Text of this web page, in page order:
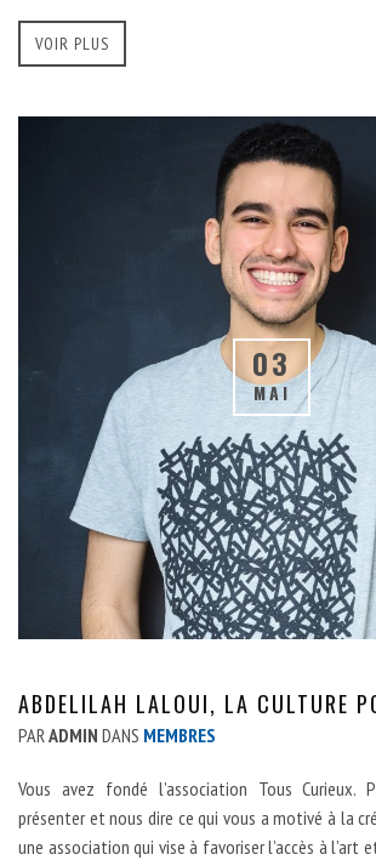
VOIR PLUS
03
MAI
ABDELILAH LALOUI, LA CULTURE
PAR ADMIN DANS MEMBRES
Vous avez fondé l’association Tous Curieux.
présenter et nous dire ce qui vous a motivé à la
une association qui vise à favoriser l’accès à l’art